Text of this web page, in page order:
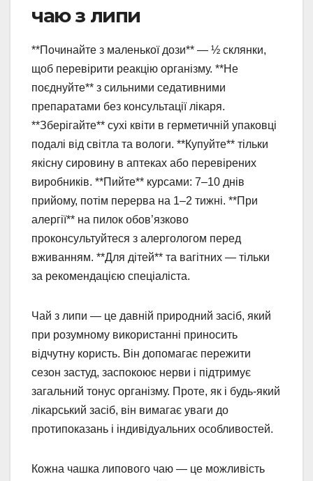
чаю з липи
**Починайте з маленької дози** — ½ склянки,
щоб перевірити реакцію організму. **Не
поєднуйте** з сильними седативними
препаратами без консультації лікаря.
**Зберігайте** сухі квіти в герметичній упаковці
подалі від світла та вологи. **Купуйте** тільки
якісну сировину в аптеках або перевірених
виробників. **Пийте** курсами: 7–10 днів
прийому, потім перерва на 1–2 тижні. **При
алергії** на пилок обов’язково
проконсультуйтеся з алергологом перед
вживанням. **Для дітей** та вагітних — тільки
за рекомендацією спеціаліста.
Чай з липи — це давній природний засіб, який
при розумному використанні приносить
відчутну користь. Він допомагає пережити
сезон застуд, заспокоює нерви і підтримує
загальний тонус організму. Проте, як і будь-який
лікарський засіб, він вимагає уваги до
протипоказань і індивідуальних особливостей.
Кожна чашка липового чаю — це можливість